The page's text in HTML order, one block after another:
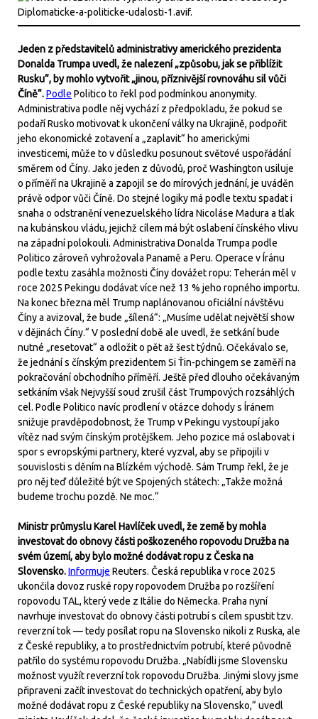
Jeden z představitelů administrativy amerického prezidenta
Donalda Trumpa uvedl, že nalezení „způsobu, jak se přiblížit
Rusku“, by mohlo vytvořit „jinou, příznivější rovnováhu sil vůči
Číně“.Podle Politico to řekl pod podmínkou anonymity.
Administrativa podle něj vychází z předpokladu, že pokud se
podaří Rusko motivovat k ukončení války na Ukrajině, podpořit
jeho ekonomické zotavení a „zaplavit“ ho americkými
investicemi, může to v důsledku posunout světové uspořádání
směrem od Číny. Jako jeden z důvodů, proč Washington usiluje
o příměří na Ukrajině a zapojil se do mírových jednání, je uváděn
právě odpor vůči Číně. Do stejné logiky má podle textu spadat i
snaha o odstranění venezuelského lídra Nicoláse Madura a tlak
na kubánskou vládu, jejichž cílem má být oslabení čínského vlivu
na západní polokouli. Administrativa Donalda Trumpa podle
Politico zároveň vyhrožovala Panamě a Peru. Operace v Íránu
podle textu zasáhla možnosti Číny dovážet ropu: Teherán měl v
roce 2025 Pekingu dodávat více než 13 % jeho ropného importu.
Na konec března měl Trump naplánovanou oficiální návštěvu
Číny a avizoval, že bude „šílená“: „Musíme udělat největší show
v dějinách Číny.“ V poslední době ale uvedl, že setkání bude
nutné „resetovat“ a odložit o pět až šest týdnů. Očekávalo se,
že jednání s čínským prezidentem Si Ťin-pchingem se zaměří na
pokračování obchodního příměří. Ještě před dlouho očekávaným
setkáním však Nejvyšší soud zrušil část Trumpových rozsáhlých
cel. Podle Politico navíc prodlení v otázce dohody s Íránem
snižuje pravděpodobnost, že Trump v Pekingu vystoupí jako
vítěz nad svým čínským protějškem. Jeho pozice má oslabovat i
spor s evropskými partnery, které vyzval, aby se připojili v
souvislosti s děním na Blízkém východě. Sám Trump řekl, že je
pro něj teď důležité být ve Spojených státech: „Takže možná
budeme trochu pozdě. Ne moc.“
Ministr průmyslu Karel Havlíček uvedl, že země by mohla
investovat do obnovy části poškozeného ropovodu Družba na
svém území, aby bylo možné dodávat ropu z Česka na
Slovensko.Informuje Reuters. Česká republika v roce 2025
ukončila dovoz ruské ropy ropovodem Družba po rozšíření
ropovodu TAL, který vede z Itálie do Německa. Praha nyní
navrhuje investovat do obnovy části potrubí s cílem spustit tzv.
reverzní tok — tedy posílat ropu na Slovensko nikoli z Ruska, ale
z České republiky, a to prostřednictvím potrubí, které původně
patřilo do systému ropovodu Družba. „Nabídli jsme Slovensku
možnost využít reverzní tok ropovodu Družba. Jinými slovy jsme
připraveni začít investovat do technických opatření, aby bylo
možné dodávat ropu z České republiky na Slovensko,“ uvedl